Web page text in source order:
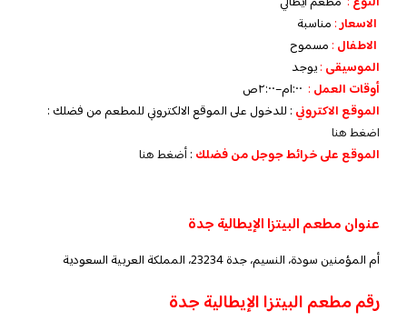
الاسعار: مناسبة
الاطفال : مسموح
الموسيقى :يوجد
‏أوقات العمل :
الموقع الاكتروني : للدخول على الموقع الالكتروني للمطعم من فضلك :
اضغط هنا
الموقع على خرائط جوجل من فضلك :أضغط هنا
عنوان مطعم البيتزا الإيطالية جدة
أم المؤمنين سودة، النسيم، جدة 23234، المملكة العربية السعودية
رقم مطعم البيتزا الإيطالية جدة